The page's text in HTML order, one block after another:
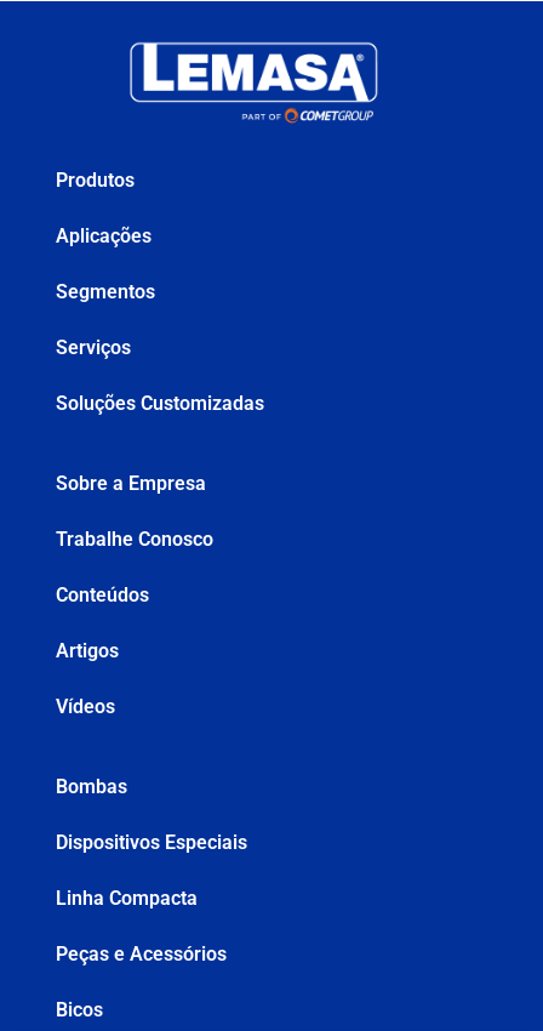
Produtos
Aplicações
Segmentos
Serviços
Soluções Customizadas
Sobre a Empresa
Trabalhe Conosco
Conteúdos
Artigos
Vídeos
Bombas
Dispositivos Especiais
Linha Compacta
Peças e Acessórios
Bicos